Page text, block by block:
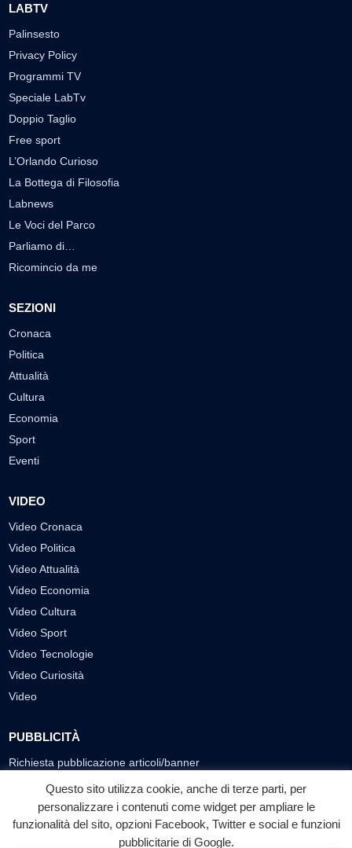
LABTV
Palinsesto
Privacy Policy
Programmi TV
Speciale LabTv
Doppio Taglio
Free sport
L’Orlando Curioso
La Bottega di Filosofia
Labnews
Le Voci del Parco
Parliamo di…
Ricomincio da me
SEZIONI
Cronaca
Politica
Attualità
Cultura
Economia
Sport
Eventi
VIDEO
Video Cronaca
Video Politica
Video Attualità
Video Economia
Video Cultura
Video Sport
Video Tecnologie
Video Curiosità
Video
PUBBLICITÀ
Richiesta pubblicazione articoli/banner
SEGUICI SUI SOCIAL
f ◎ ▶
Questo sito utilizza cookie, anche di terze parti, per
personalizzare i contenuti come widget per ampliare le
funzionalità del sito, opzioni Facebook, Twitter e social e funzioni
pubblicitarie di Google.